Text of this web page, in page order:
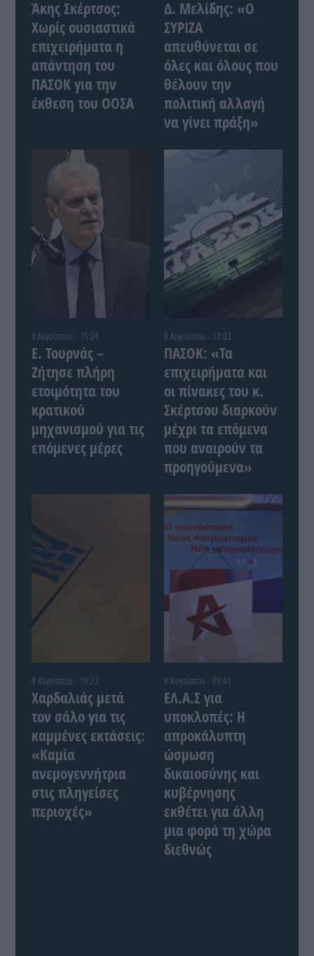
Άκης Σκέρτσος:
Χωρίς ουσιαστικά
επιχειρήματα η
απάντηση του
ΠΑΣΟΚ για την
έκθεση του ΟΟΣΑ
Δ. Μελίδης: «Ο
ΣΥΡΙΖΑ
απευθύνεται σε
όλες και όλους που
θέλουν την
πολιτική αλλαγή
να γίνει πράξη»
8 Αυγούστου - 15:24
Ε. Τουρνάς –
Ζήτησε πλήρη
ετοιμότητα του
κρατικού
μηχανισμού για τις
επόμενες μέρες
8 Αυγούστου - 13:03
ΠΑΣΟΚ: «Τα
επιχειρήματα και
οι πίνακες του κ.
Σκέρτσου διαρκούν
μέχρι τα επόμενα
που αναιρούν τα
προηγούμενα»
8 Αυγούστου - 10:22
Χαρδαλιάς μετά
τον σάλο για τις
καμμένες εκτάσεις:
«Καμία
ανεμογεννήτρια
στις πληγείσες
περιοχές»
8 Αυγούστου - 09:41
ΕΛ.Α.Σ για
υποκλοπές: Η
απροκάλυπτη
ώσμωση
δικαιοσύνης και
κυβέρνησης
εκθέτει για άλλη
μια φορά τη χώρα
διεθνώς